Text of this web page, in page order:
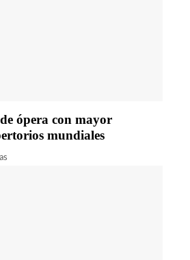
ópera con mayor
mundiales